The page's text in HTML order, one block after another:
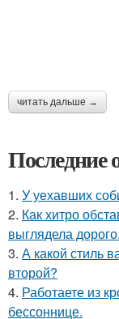
читать дальше →
Последние
1. У уехавших
2. Как хитро
выглядела дорого.
3. А какой стиль
второй?
4. Работаете из
бессоннице.